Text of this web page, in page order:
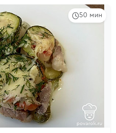
50 мин